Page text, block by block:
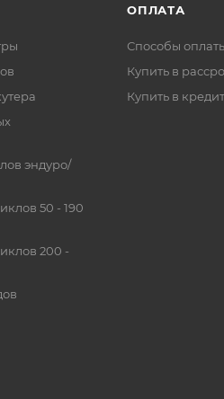
эндуро/
50 - 190
200 -
ОПЛАТА
Способы
Купить в
Купить в кредит